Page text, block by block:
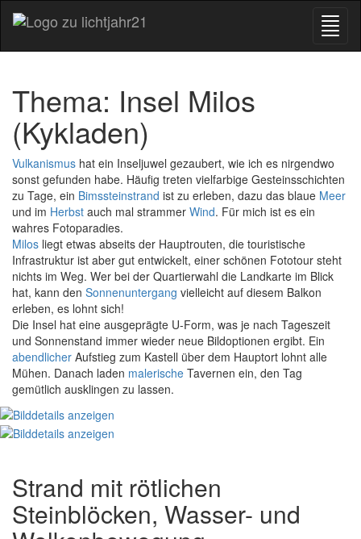
Thema: Insel Milos
(Kykladen)
Vulkanismus hat ein Inseljuwel gezaubert, wie ich es nirgendwo
sonst gefunden habe. Häufig treten vielfarbige Gesteinsschichten
zu Tage, ein Bimssteinstrand ist zu erleben, dazu das blaue Meer
und im Herbst auch mal strammer Wind. Für mich ist es ein
wahres Fotoparadies.
Milos liegt etwas abseits der Hauptrouten, die touristische
Infrastruktur ist aber gut entwickelt, einer schönen Fototour steht
nichts im Weg. Wer bei der Quartierwahl die Landkarte im Blick
hat, kann den Sonnenuntergang vielleicht auf diesem Balkon
erleben, es lohnt sich!
Die Insel hat eine ausgeprägte U-Form, was je nach Tageszeit
und Sonnenstand immer wieder neue Bildoptionen ergibt. Ein
abendlicher Aufstieg zum Kastell über dem Hauptort lohnt alle
Mühen. Danach laden malerische Tavernen ein, den Tag
gemütlich ausklingen zu lassen.
Strand mit rötlichen
Steinblöcken, Wasser- und